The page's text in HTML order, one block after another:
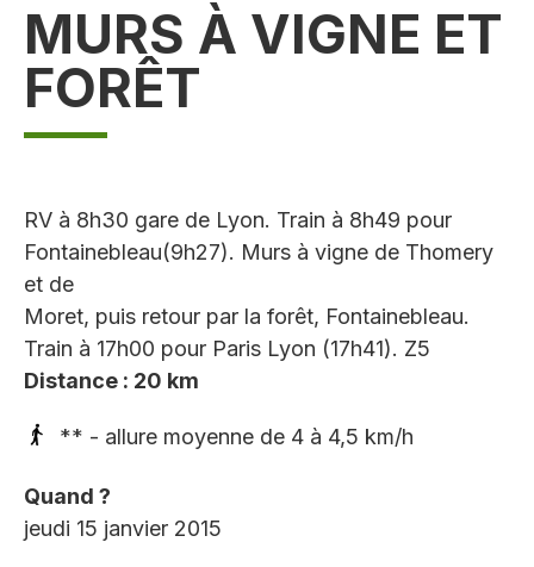
MURS À VIGNE ET
FORÊT
RV à 8h30 gare de Lyon. Train à 8h49 pour
Fontainebleau(9h27). Murs à vigne de Thomery
et de
Moret, puis retour par la forêt, Fontainebleau.
Train à 17h00 pour Paris Lyon (17h41). Z5
Distance : 20 km
** - allure moyenne de 4 à 4,5 km/h
Quand ?
jeudi 15 janvier 2015